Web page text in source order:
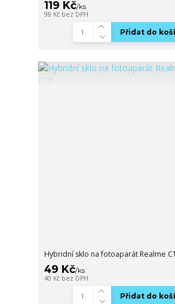
119 Kč/ks
98 Kč bez DPH
Přidat do
Hybridní sklo na fotoaparát Realme
49 Kč/ks
40 Kč bez DPH
Přidat do